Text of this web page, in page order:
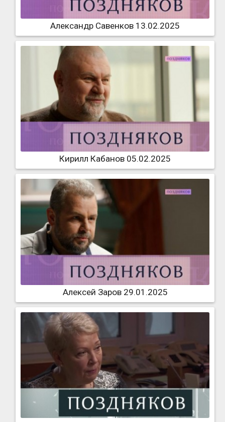
Александр Савенков 13.02.2025
Кирилл Кабанов 05.02.2025
Алексей Заров 29.01.2025